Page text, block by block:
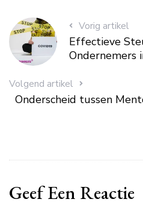
Vorig artikel
Effectieve
Ondernemers
Volgend artikel
Onderscheid tussen
Geef Een Reactie